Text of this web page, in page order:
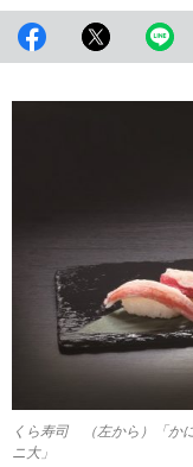
くら寿司 （左から）「か
ニ大」